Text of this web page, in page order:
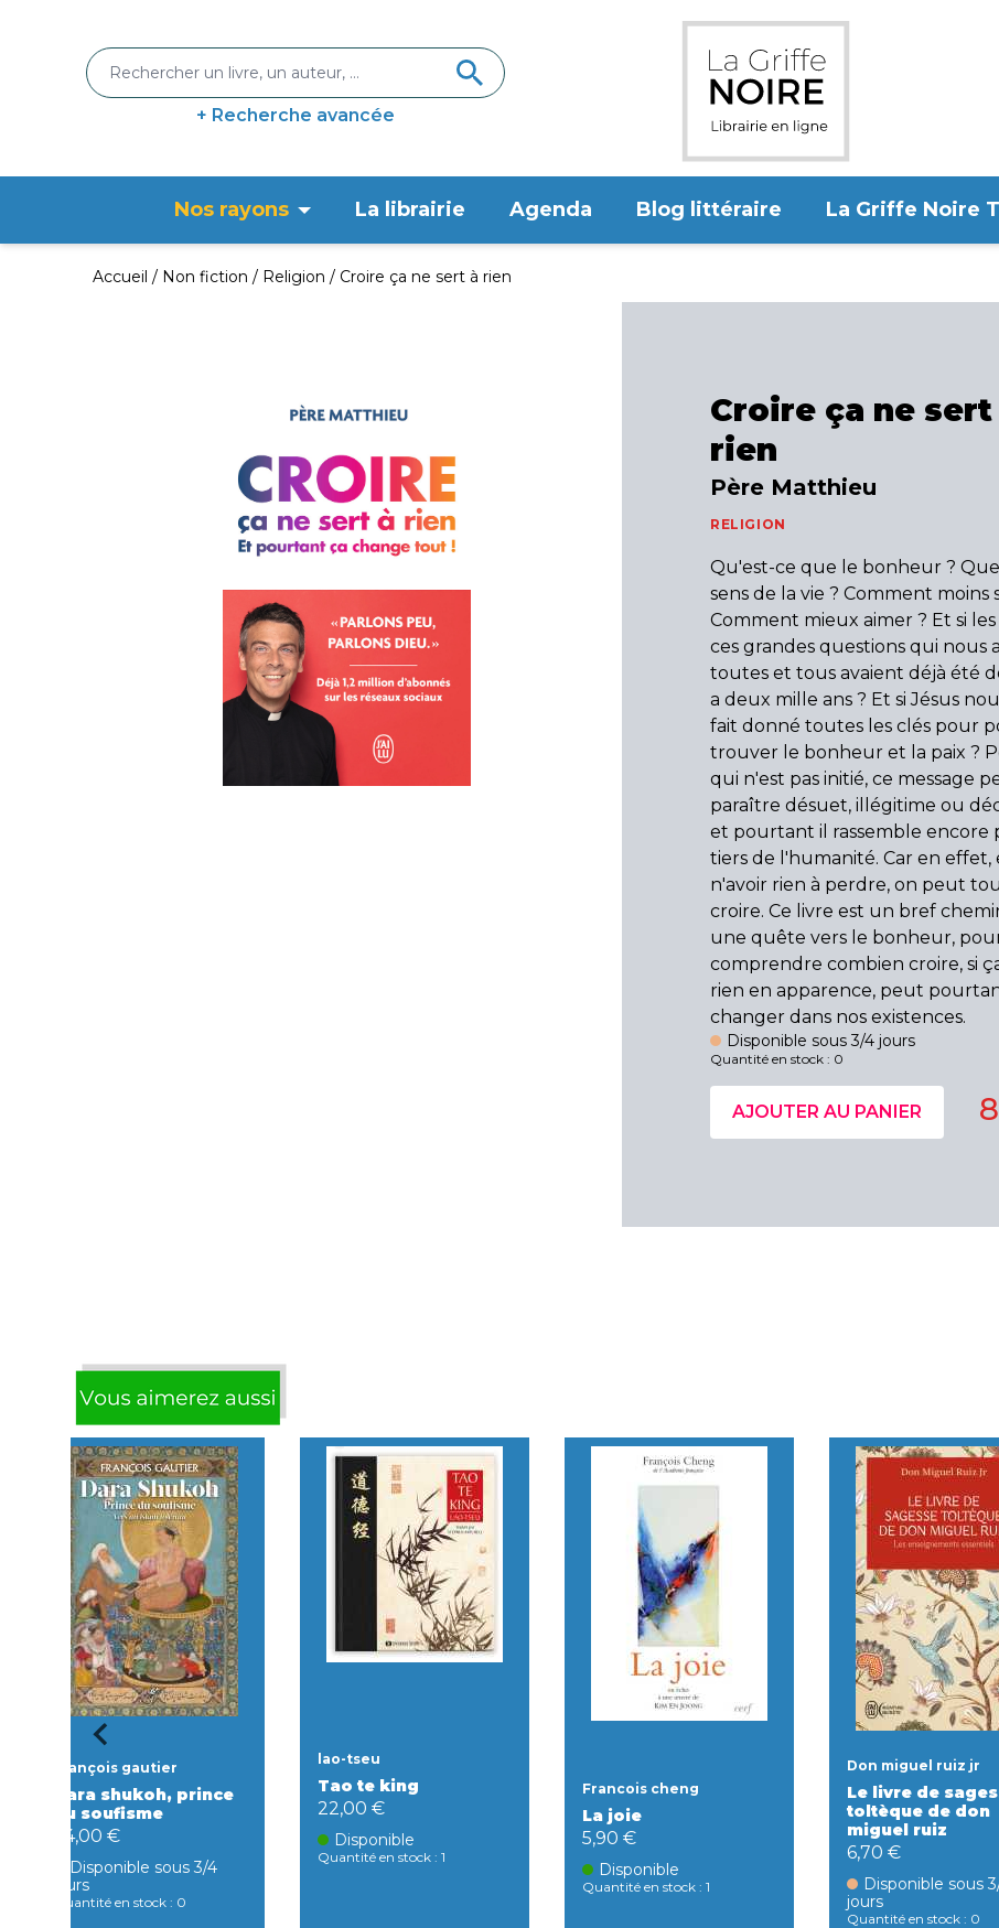
+ Recherche avancée
Nos rayons La librairie Agenda Blog littéraire La Griffe Noire
Accueil Non fiction Religion Croire ça ne sert à rien
Croire ça ne sert
rien
Père Matthieu
RELIGION
Qu'est-ce que le bonheur ?
sens de la vie ? Comment moins
Comment mieux aimer ? Et si les
ces grandes questions qui nous
toutes et tous avaient déjà été
a deux mille ans ? Et si Jésus
fait donné toutes les clés pour
trouver le bonheur et la paix ?
qui n'est pas initié, ce message
paraître désuet, illégitime ou
et pourtant il rassemble encore
tiers de l'humanité. Car en effet,
n'avoir rien à perdre, on peut
croire. Ce livre est un bref
une quête vers le bonheur,
comprendre combien croire, si
rien en apparence, peut
changer dans nos existences.
Disponible sous 3/4 jours
Quantité en stock : 0
AJOUTER AU PANIER
François gautier
Dara shukoh, prince
du soufisme
24,00 €
Disponible sous 3/4
jours
Quantité en stock : 0
lao-tseu
Tao te king
22,00 €
Disponible
Quantité en stock : 1
Francois cheng
La joie
5,90 €
Disponible
Quantité en stock : 1
Don miguel ruiz jr
Le livre de
toltèque de don
miguel ruiz
6,70 €
Disponible sous
jours
Quantité en stock : 0